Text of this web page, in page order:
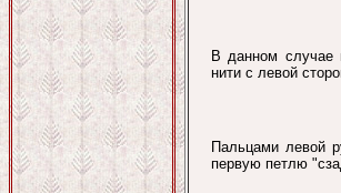
В данном случае
нити с левой
Пальцами левой
первую петлю